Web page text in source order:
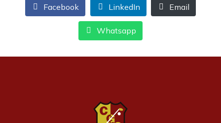
Facebook LinkedIn Email
Whatsapp